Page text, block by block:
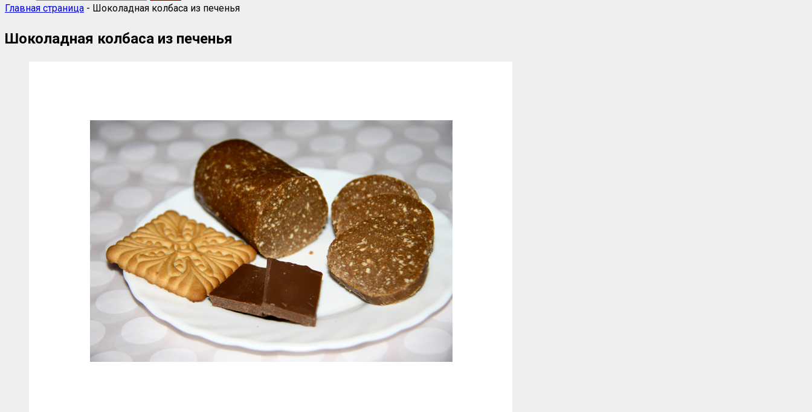
Главная страница - Шоколадная колбаса из печенья
Шоколадная колбаса из печенья